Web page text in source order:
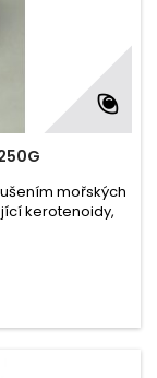
mořských
kerotenoidy,
prvků. Užívá se k
očních víček,
a očí.